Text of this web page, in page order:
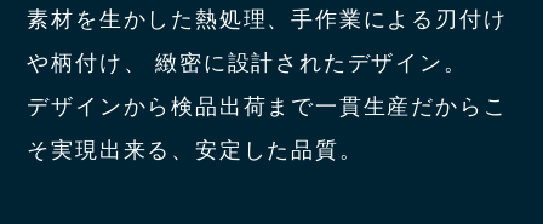
素材を生かした熱処理、手作業による刃付け
や柄付け、
緻密に設計されたデザイン。
デザインから検品出荷まで一貫生産だからこ
そ実現出来る、安定した品質。